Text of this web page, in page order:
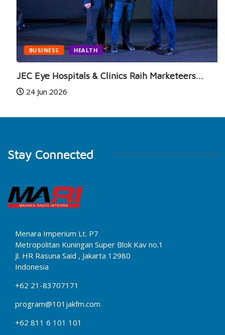
BUSINESS HEALTH
JEC Eye Hospitals & Clinics Raih Marketeers...
24 Jun 2026
Stay Connected
Menara Imperium Lt. P7
Metropolitan Kuningan Super Blok Kav no.1
Jl. HR Rasuna Said , Jakarta 12980
Indonesia
+62 21-83707171
program@101jakfm.com
+62 811 6 101 101